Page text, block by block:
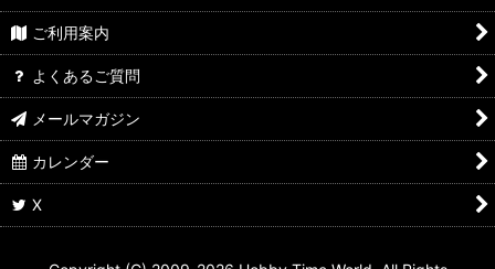
ご利用案内
よくあるご質問
メールマガジン
カレンダー
X